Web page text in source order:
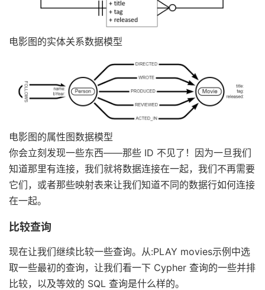
电影图的实体关系数据模型
电影图的属性图数据模型
你会立刻发现一些东西——那些 ID 不见了！因为一旦我们
知道那里有连接，我们就将数据连接在一起，我们不再需要
它们，或者那些映射表来让我们知道不同的数据行如何连接
在一起。
比较查询
现在让我们继续比较一些查询。从:PLAY movies示例中选
取一些最初的查询，让我们看一下 Cypher 查询的一些并排
比较，以及等效的 SQL 查询是什么样的。